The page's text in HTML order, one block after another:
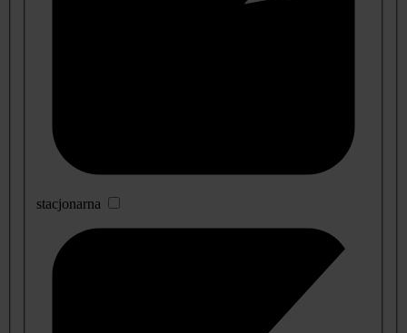
stacjonarna